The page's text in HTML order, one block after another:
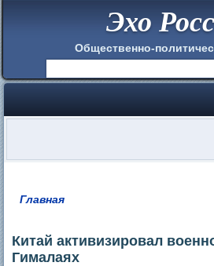
Эхо
Общественно-
Главная
Китай активизировал
Гималаях